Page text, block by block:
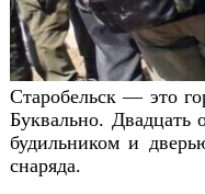
Старобельск — это
Буквально. Двадцать
будильником и
снаряда.